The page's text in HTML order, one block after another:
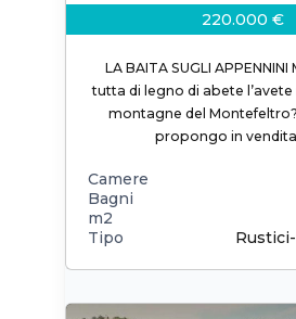
220.000 €
LA BAITA SUGLI
tutta di legno di abete l’avete
montagne del Montefeltro?
propongo in
Camere
Bagni
m2
Tipo